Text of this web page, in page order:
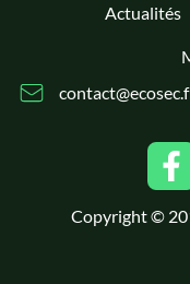
Actualités
Copyright ©